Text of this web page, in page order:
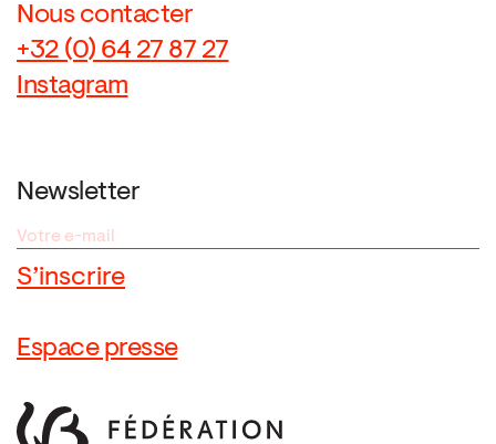
Nous contacter
+32 (0) 64 27 87 27
Instagram
Newsletter
Espace presse